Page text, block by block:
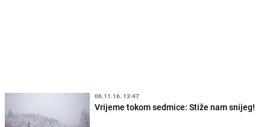
06.11.16. 13:47
Vrijeme tokom sedmice: Stiže nam snijeg!